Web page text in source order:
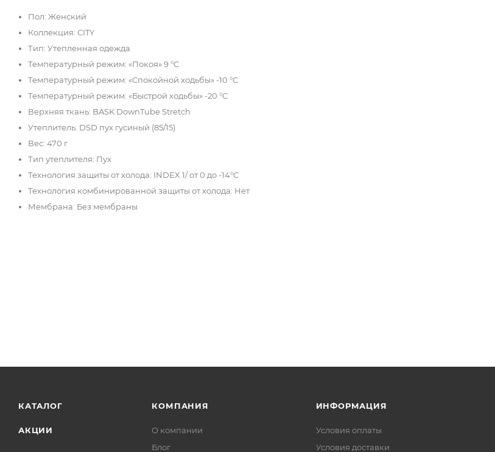
Пол: Женский
Коллекция: CITY
Тип: Утепленная одежда
Температурный режим: «Покоя» 9 °C
Температурный режим: «Спокойной ходьбы» -10 °C
Температурный режим: «Быстрой ходьбы» -20 °C
Верхняя ткань: BASK DownTube Stretch
Утеплитель: DSD пух гусиный (85/15)
Вес: 470 г
Тип утеплителя: Пух
Технология защиты от холода: INDEX 1/ от 0 до -14°C
Технология комбинированной защиты от холода: Нет
Мембрана: Без мембраны
КАТАЛОГ
АКЦИИ
КОМПАНИЯ
О компании
Блог
ИНФОРМАЦИЯ
Условия оплаты
Условия доставки